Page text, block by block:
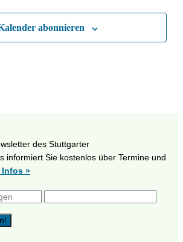
abonnieren
des Stuttgarter
informiert Sie kostenlos über Termine und
Infos »